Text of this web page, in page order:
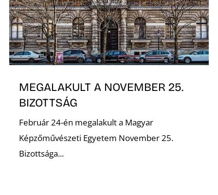
MEGALAKULT A NOVEMBER 25.
BIZOTTSÁG
Február 24-én megalakult a Magyar
Képzőművészeti Egyetem November 25.
Bizottsága...